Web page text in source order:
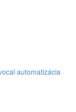
automatizácia